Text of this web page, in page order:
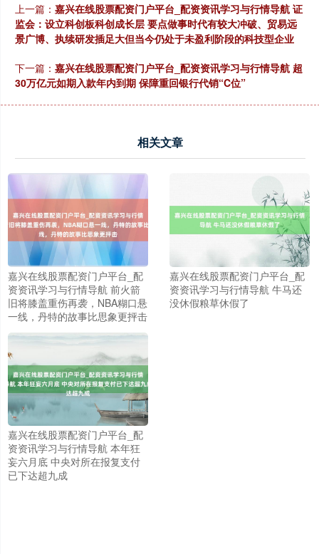
上一篇： 嘉兴在线股票配资门户平台_配资资讯学习与行情导航 证
监会：设立科创板科创成长层 要点做事时代有较大冲破、贸易远
景广博、执续研发插足大但当今仍处于未盈利阶段的科技型企业
下一篇： 嘉兴在线股票配资门户平台_配资资讯学习与行情导航 超
30万亿元如期入款年内到期 保障重回银行代销“C位”
相关文章
嘉兴在线股票配资门户平台_配
资资讯学习与行情导航 前火箭
旧将膝盖重伤再袭，NBA糊口悬
一线，丹特的故事比思象更抨击
嘉兴在线股票配资门户平台_配
资资讯学习与行情导航 牛马还
没休假粮草休假了
嘉兴在线股票配资门户平台_配
资资讯学习与行情导航 本年狂
妄六月底 中央对所在报复支付
已下达超九成